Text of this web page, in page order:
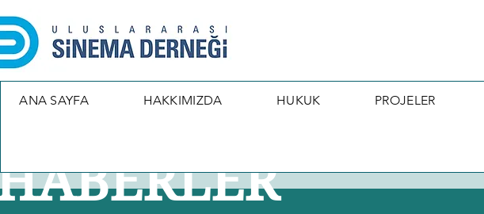
ANA SAYFA HAKKIMIZDA HUKUK PROJELER